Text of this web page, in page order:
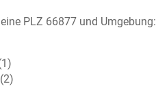
PLZ 66877 und Umgebung:
(2)